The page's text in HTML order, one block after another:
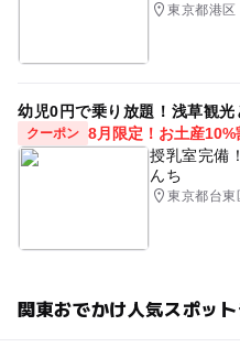
東京都港区
幼児0円で乗り放題！浅草観
クーポン 8月限定！お土産10%
授乳室完備
んち
東京都台東
関東おでかけ人気スポッ